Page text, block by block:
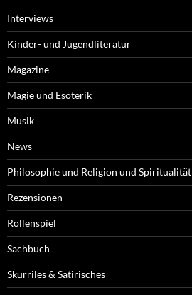
Interviews
Kinder- und Jugendliteratur
Magazine
Magie und Esoterik
Musik
News
Philosophie und Religion und Spiritualität
Rezensionen
Rollenspiel
Sachbuch
Skurriles & Satirisches